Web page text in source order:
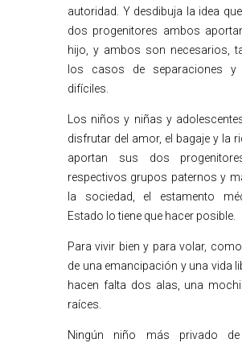
autoridad. Y desdibuja la idea
dos progenitores ambos
hijo, y ambos son necesarios,
los casos de separaciones y
difíciles.
Los niños y niñas y
disfrutar del amor, el bagaje y la
aportan sus dos
respectivos grupos paternos y
la sociedad, el estamento
Estado lo tiene que hacer posible.
Para vivir bien y para volar,
de una emancipación y una vida
hacen falta dos alas, una
raíces.
Ningún niño más privado